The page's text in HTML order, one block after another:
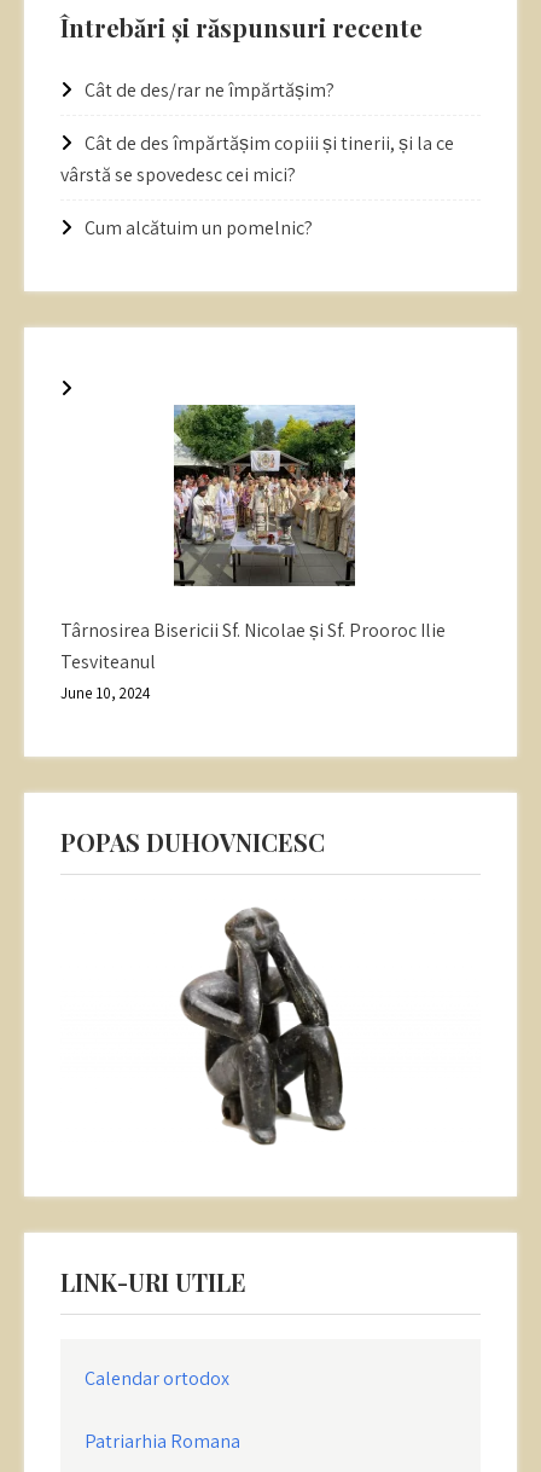
Întrebări și răspunsuri recente
Cât de des/rar ne împărtășim?
Cât de des împărtășim copiii și tinerii, și la ce
vârstă se spovedesc cei mici?
Cum alcătuim un pomelnic?
Târnosirea Bisericii Sf. Nicolae și Sf. Prooroc Ilie
Tesviteanul
June 10, 2024
POPAS DUHOVNICESC
LINK-URI UTILE
Calendar ortodox
Patriarhia Romana